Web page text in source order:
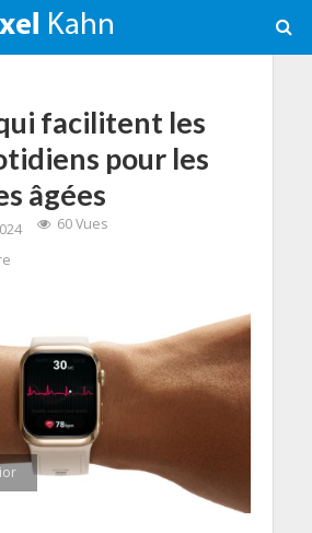
facilitent les
pour les
âgées
60 Vues